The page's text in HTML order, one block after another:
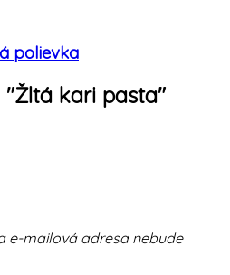
polievka
"Žltá kari pasta"
e-mailová adresa nebude